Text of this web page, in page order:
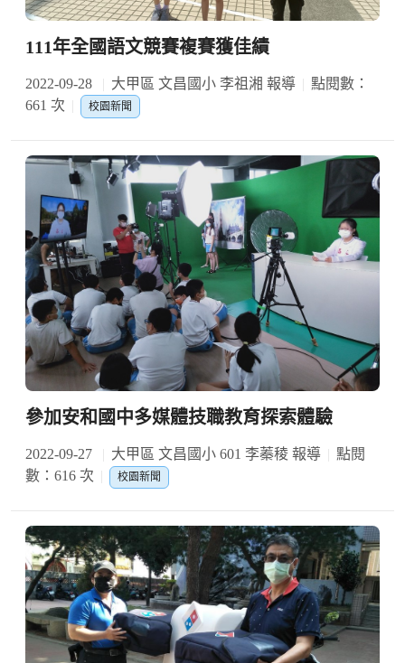
111年全國語文競賽複賽獲佳績
2022-09-28 大甲區 文昌國小 李祖湘 報導
點閱數：
661 次
校園新聞
參加安和國中多媒體技職教育探索體驗
2022-09-27 大甲區 文昌國小 601 李蓁稜 報導
點閱
數：616 次
校園新聞